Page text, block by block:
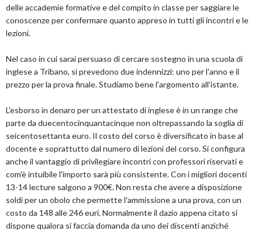
delle accademie formative e del compito in classe per saggiare le
conoscenze per confermare quanto appreso in tutti gli incontri e le
lezioni.
Nel caso in cui sarai persuaso di cercare sostegno in una scuola di
inglese a Tribano, si prevedono due indennizzi: uno per l'anno e il
prezzo per la prova finale. Studiamo bene l'argomento all'istante.
L'esborso in denaro per un attestato di inglese è in un range che
parte da duecentocinquantacinque non oltrepassando la soglia di
seicentosettanta euro. Il costo del corso è diversificato in base al
docente e soprattutto dal numero di lezioni del corso. Si configura
anche il vantaggio di privilegiare incontri con professori riservati e
com'è intuibile l'importo sarà più consistente. Con i migliori docenti
13-14 lecture salgono a 900€. Non resta che avere a disposizione
soldi per un obolo che permette l'ammissione a una prova, con un
costo da 148 alle 246 euri. Normalmente il dazio appena citato si
dispone qualora si faccia domanda da uno dei discenti anziché